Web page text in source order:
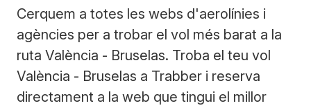
Cerquem a totes les webs d'aerolínies i
agències per a trobar el vol més barat a la
ruta València - Bruselas. Troba el teu vol
València - Bruselas a Trabber i reserva
directament a la web que tingui el millor